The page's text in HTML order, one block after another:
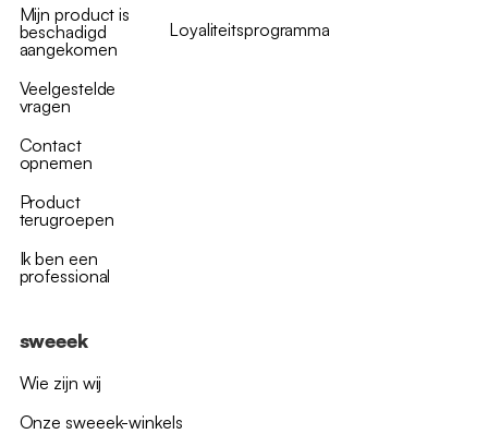
Mijn product is
beschadigd
aangekomen
Veelgestelde
vragen
Contact
opnemen
Product
terugroepen
Ik ben een
professional
Loyaliteitsprogramma
sweeek
Wie zijn wij
Onze sweeek-winkels